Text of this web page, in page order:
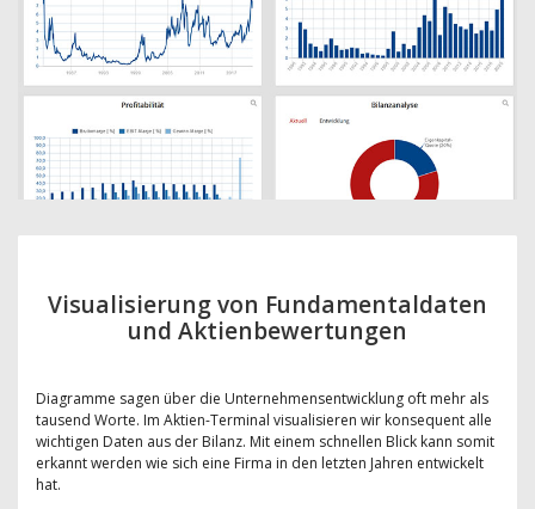
Visualisierung von Fundamentaldaten
und Aktienbewertungen
Diagramme sagen über die Unternehmensentwicklung oft mehr als
tausend Worte. Im Aktien-Terminal visualisieren wir konsequent alle
wichtigen Daten aus der Bilanz. Mit einem schnellen Blick kann somit
erkannt werden wie sich eine Firma in den letzten Jahren entwickelt
hat.